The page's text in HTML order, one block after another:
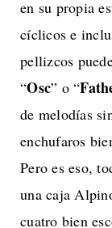
en su propia
cíclicos e
pellizcos
“Osc” o “
de melodías
enchufaros
Pero es eso,
una caja
cuatro bien